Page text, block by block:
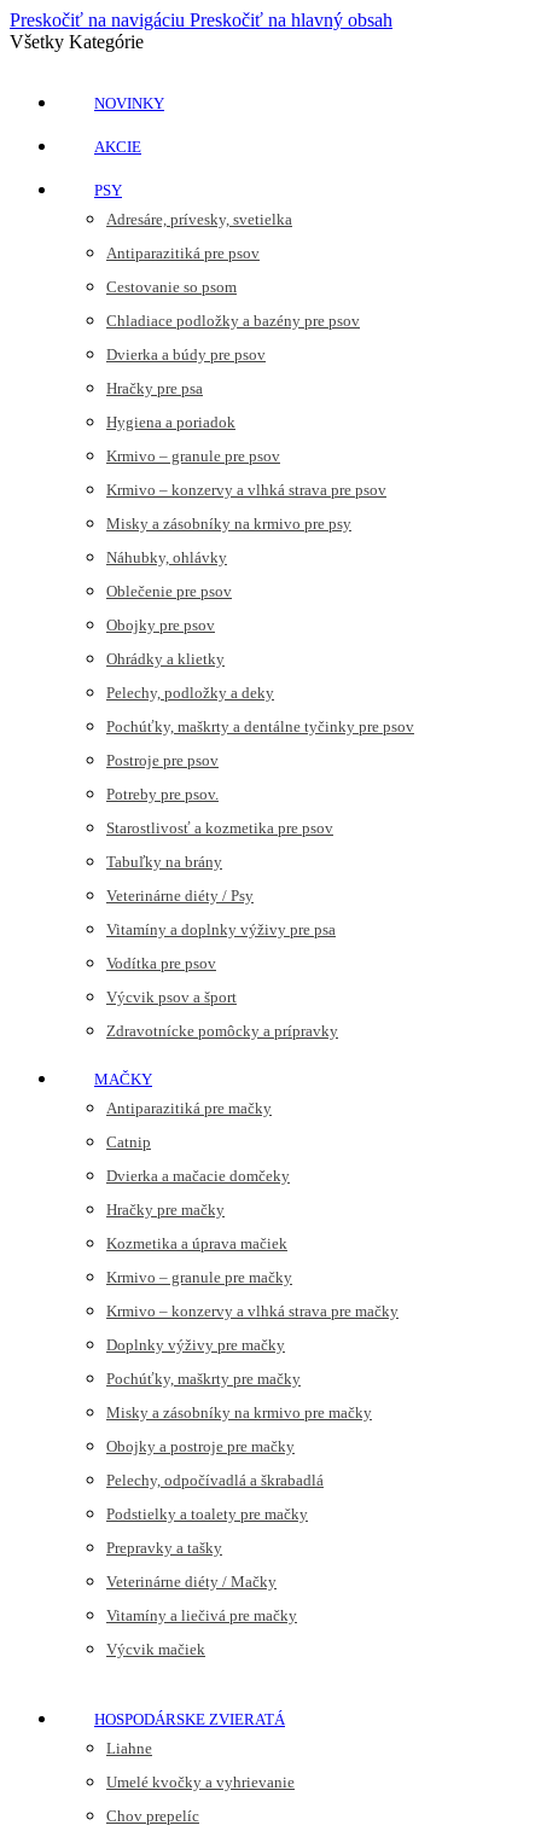
Preskočiť na navigáciu Preskočiť na hlavný obsah
Všetky Kategórie
NOVINKY
AKCIE
PSY
Adresáre, prívesky, svetielka
Antiparazitiká pre psov
Cestovanie so psom
Chladiace podložky a bazény pre psov
Dvierka a búdy pre psov
Hračky pre psa
Hygiena a poriadok
Krmivo – granule pre psov
Krmivo – konzervy a vlhká strava pre psov
Misky a zásobníky na krmivo pre psy
Náhubky, ohlávky
Oblečenie pre psov
Obojky pre psov
Ohrádky a klietky
Pelechy, podložky a deky
Pochúťky, maškrty a dentálne tyčinky pre psov
Postroje pre psov
Potreby pre psov.
Starostlivosť a kozmetika pre psov
Tabuľky na brány
Veterinárne diéty / Psy
Vitamíny a doplnky výživy pre psa
Vodítka pre psov
Výcvik psov a šport
Zdravotnícke pomôcky a prípravky
MAČKY
Antiparazitiká pre mačky
Catnip
Dvierka a mačacie domčeky
Hračky pre mačky
Kozmetika a úprava mačiek
Krmivo – granule pre mačky
Krmivo – konzervy a vlhká strava pre mačky
Doplnky výživy pre mačky
Pochúťky, maškrty pre mačky
Misky a zásobníky na krmivo pre mačky
Obojky a postroje pre mačky
Pelechy, odpočívadlá a škrabadlá
Podstielky a toalety pre mačky
Prepravky a tašky
Veterinárne diéty / Mačky
Vitamíny a liečivá pre mačky
Výcvik mačiek
HOSPODÁRSKE ZVIERATÁ
Liahne
Umelé kvočky a vyhrievanie
Chov prepelíc